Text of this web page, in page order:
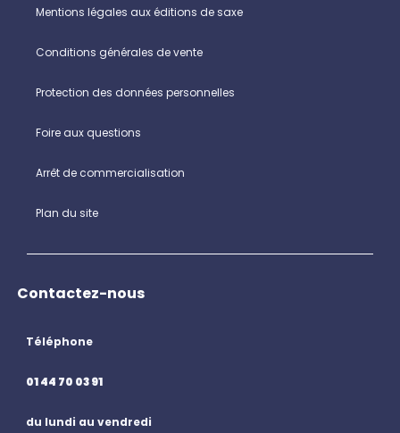
Mentions légales aux éditions de saxe
Conditions générales de vente
Protection des données personnelles
Foire aux questions
Arrêt de commercialisation
Plan du site
Contactez-nous
Téléphone
01 44 70 03 91
du lundi au vendredi